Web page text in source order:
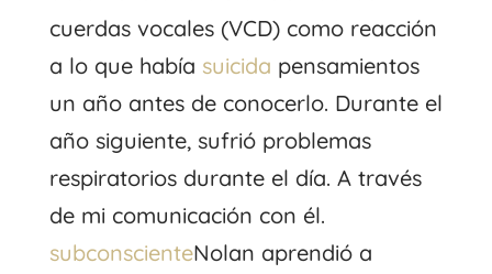
cuerdas vocales (VCD) como reacción
a lo que había suicida pensamientos
un año antes de conocerlo. Durante el
año siguiente, sufrió problemas
respiratorios durante el día. A través
de mi comunicación con él.
subconscienteNolan aprendió a